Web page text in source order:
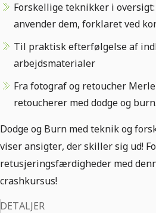
Forskellige teknikker i
anvender dem, forklaret ved
Til praktisk efterfølgelse af
arbejdsmaterialer
Fra fotograf og retoucher
retoucherer med dodge og burn.
Dodge og Burn med teknik og
viser ansigter, der skiller sig ud!
retusjeringsfærdigheder med
crashkursus!
DETALJER